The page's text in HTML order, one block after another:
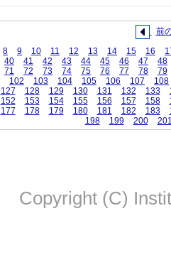
前
8 9 10 11 12 13 14 15 16
40 41 42 43 44 45 46 47
48
71 72 73 74 75 76 77 78
79
102 103 104 105 106 107
108
127 128 129 130 131 132 133
152 153 154 155 156 157 158
177 178 179 180 181 182 183
198
199 200
Copyright (C)